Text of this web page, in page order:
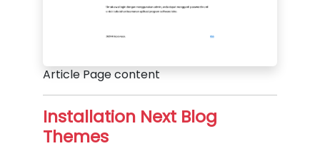
Article Page content
Installation Next Blog
Themes